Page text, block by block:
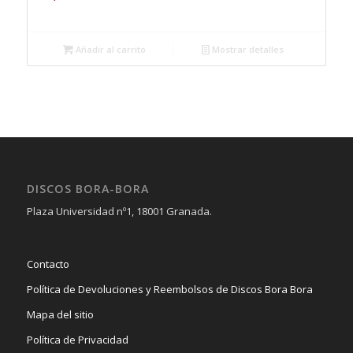
Añadir al carrito Mostrar detalles
DISCOS BORA-BORA
Plaza Universidad nº1, 18001 Granada.
Contacto
Política de Devoluciones y Reembolsos de Discos Bora Bora
Mapa del sitio
Política de Privacidad